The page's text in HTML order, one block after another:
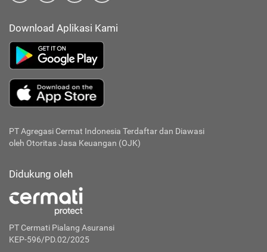
Download Aplikasi Kami
PT Agregasi Cermat Indonesia Terdaftar dan Diawasi
oleh Otoritas Jasa Keuangan (OJK)
Didukung oleh
PT Cermati Pialang Asuransi
KEP-596/PD.02/2025